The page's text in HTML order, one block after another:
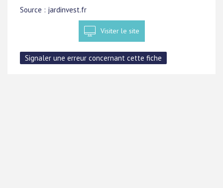
Source : jardinvest.fr
Visiter le site